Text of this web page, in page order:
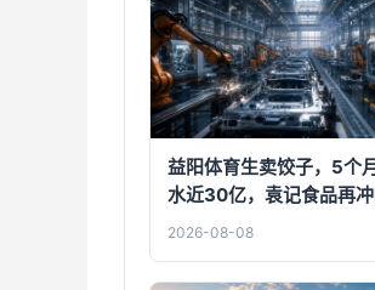
益阳体育生卖饺子，5个
水近30亿，袁记食品再
2026-08-08